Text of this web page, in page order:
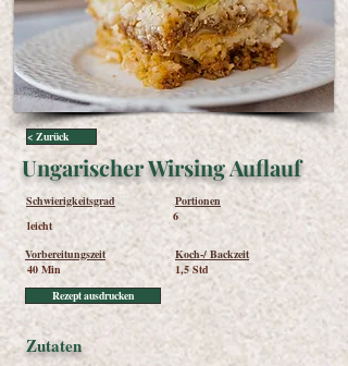
< Zurück
Ungarischer Wirsing Auflauf
Schwierigkeitsgrad
Portionen
leicht
6
Vorbereitungszeit
40 Min
Koch-/ Backzeit
1,5 Std
Rezept ausdrucken
Zutaten